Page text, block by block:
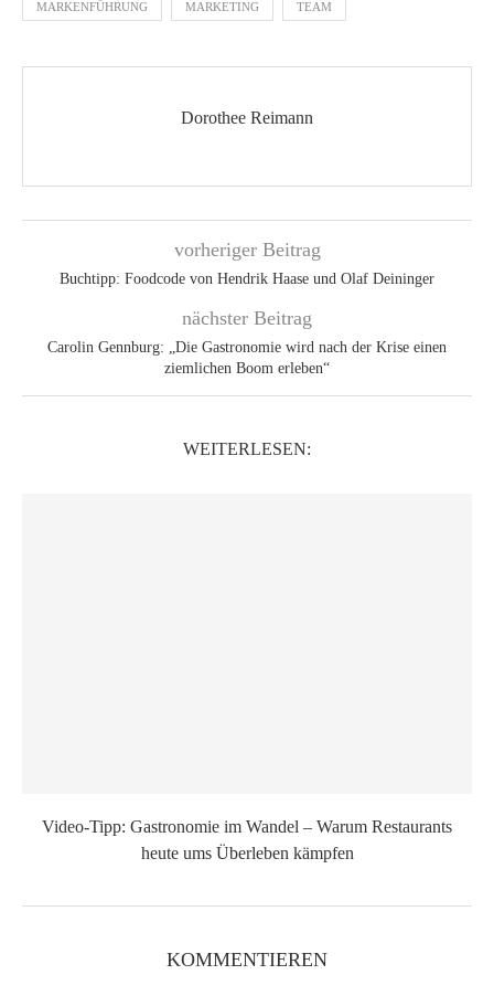
MARKENFÜHRUNG MARKETING TEAM
Dorothee Reimann
vorheriger Beitrag
Buchtipp: Foodcode von Hendrik Haase und Olaf Deininger
nächster Beitrag
Carolin Gennburg: „Die Gastronomie wird nach der Krise einen
ziemlichen Boom erleben“
WEITERLESEN:
Video-Tipp: Gastronomie im Wandel – Warum Restaurants
heute ums Überleben kämpfen
KOMMENTIEREN